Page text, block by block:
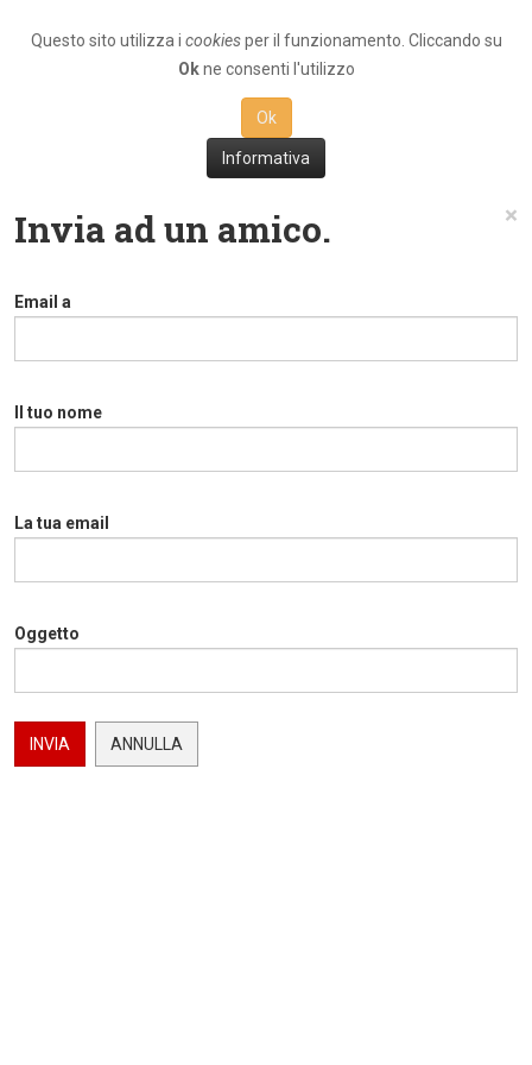
Questo sito utilizza i cookiesper il funzionamento. Cliccando su
Okne consenti l'utilizzo
Ok
Informativa
Invia ad un amico. ×
Email a
Il tuo nome
La tua email
Oggetto
INVIA ANNULLA